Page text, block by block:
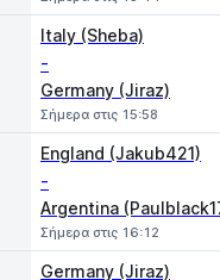
Italy (Sheba)
-
Germany (Jiraz)
Σήμερα στις 15:58
England (Jakub421)
-
Argentina
Σήμερα στις 16:12
Germany (Jiraz)